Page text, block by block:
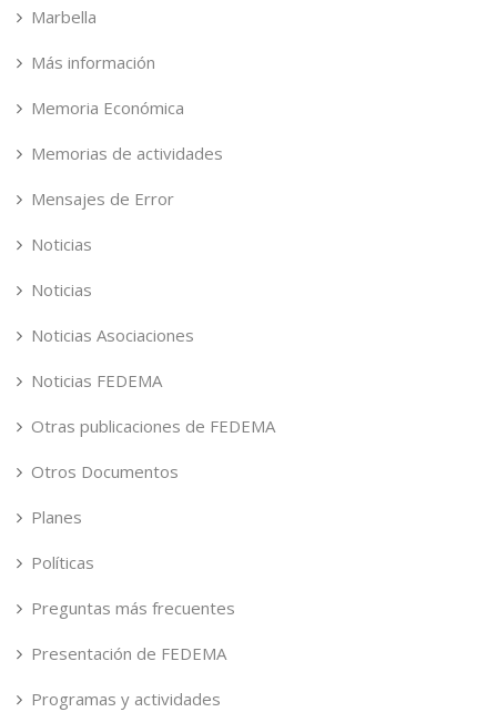
Marbella
Más información
Memoria Económica
Memorias de actividades
Mensajes de Error
Noticias
Noticias
Noticias Asociaciones
Noticias FEDEMA
Otras publicaciones de FEDEMA
Otros Documentos
Planes
Políticas
Preguntas más frecuentes
Presentación de FEDEMA
Programas y actividades